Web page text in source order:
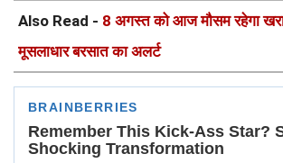
Also Read - 8 अगस्त को आज मौसम रहेगा
मूसलाधार बरसात का अलर्ट